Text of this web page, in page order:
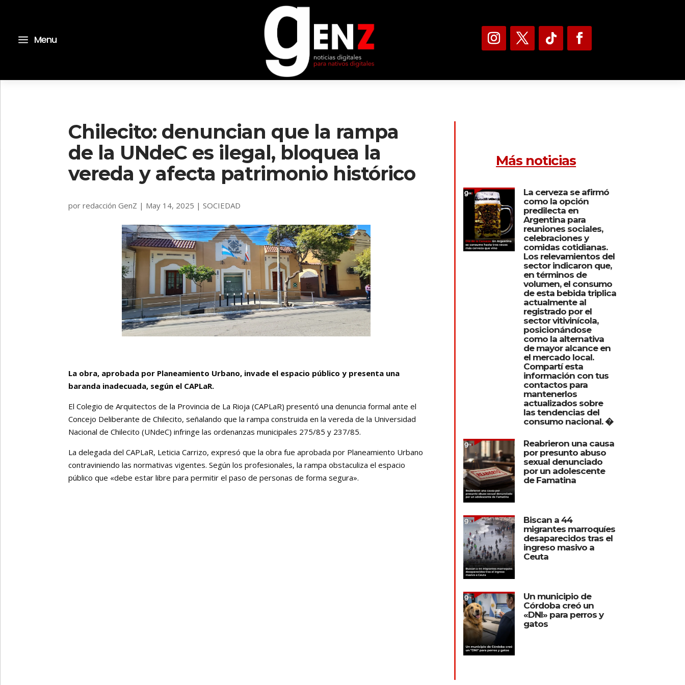
a Menu
Chilecito: denuncian que la rampa
de la UNdeC es ilegal, bloquea la
vereda y afecta patrimonio histórico
porredacción GenZ | May 14, 2025 |SOCIEDAD
La obra, aprobada por Planeamiento Urbano, invade el espacio público y presenta una
baranda inadecuada, según el CAPLaR.
El Colegio de Arquitectos de la Provincia de La Rioja (CAPLaR) presentó una denuncia formal ante el
Concejo Deliberante de Chilecito, señalando que la rampa construida en la vereda de la Universidad
Nacional de Chilecito (UNdeC) infringe las ordenanzas municipales 275/85 y 237/85.
La delegada del CAPLaR, Leticia Carrizo, expresó que la obra fue aprobada por Planeamiento Urbano
contraviniendo las normativas vigentes. Según los profesionales, la rampa obstaculiza el espacio
público que «debe estar libre para permitir el paso de personas de forma segura».
Más noticias
La cerveza se afirmó
como la opción
predilecta en
Argentina para
reuniones sociales,
celebraciones y
comidas cotidianas.
Los relevamientos del
sector indicaron que,
en términos de
volumen, el consumo
de esta bebida triplica
actualmente al
registrado por el
sector vitivinícola,
posicionándose
como la alternativa
de mayor alcance en
el mercado local.
Compartí esta
información con tus
contactos para
mantenerlos
actualizados sobre
las tendencias del
consumo nacional. �
Reabrieron una causa
por presunto abuso
sexual denunciado
por un adolescente
de Famatina
Biscan a 44
migrantes marroquíes
desaparecidos tras el
ingreso masivo a
Ceuta
Un municipio de
Córdoba creó un
«DNI» para perros y
gatos